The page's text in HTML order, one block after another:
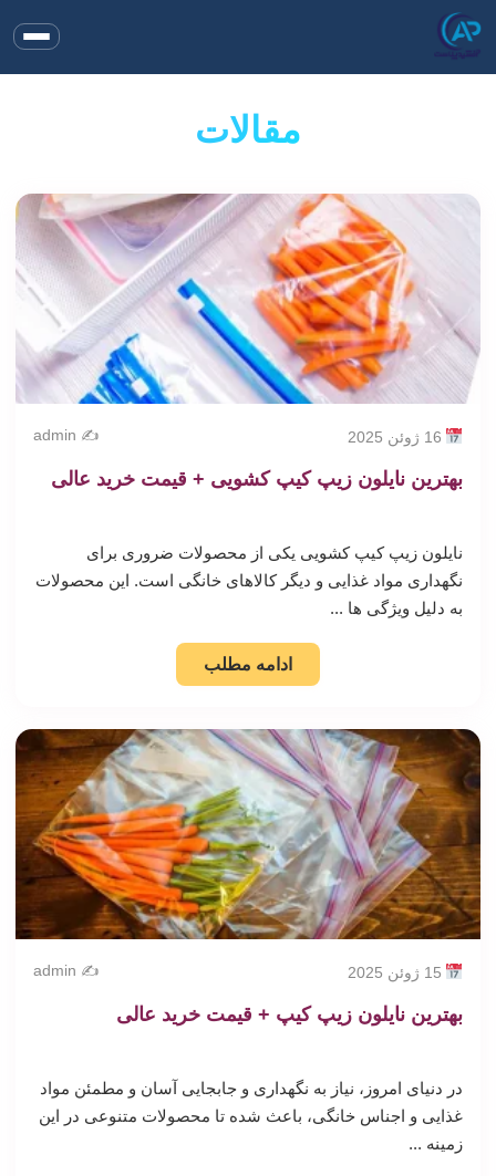
مقالات
✍️ admin
بهترین نایلون زیپ کیپ کشویی + قیمت خرید عالی
نایلون زیپ کیپ کشویی یکی از محصولات ضروری برای
نگهداری مواد غذایی و دیگر کالاهای خانگی است. این محصولات
به دلیل ویژگی ها ...
ادامه مطلب
✍️ admin
بهترین نایلون زیپ کیپ + قیمت خرید عالی
در دنیای امروز، نیاز به نگهداری و جابجایی آسان و مطمئن مواد
غذایی و اجناس خانگی، باعث شده تا محصولات متنوعی در این
زمینه ...